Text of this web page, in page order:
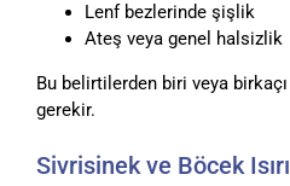
Lenf bezlerinde şişlik
Ateş veya genel halsizlik
Bu belirtilerden biri veya
gerekir.
Sivrisinek ve Böcek